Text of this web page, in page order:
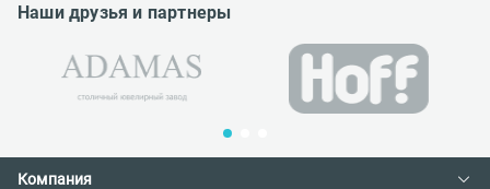
Наши друзья и партнеры
Компания